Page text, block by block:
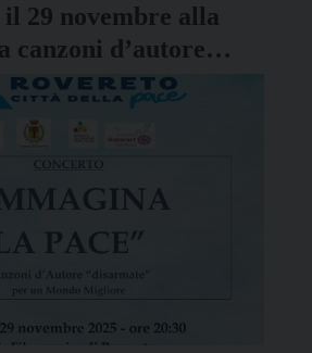
29 novembre alla
canzoni d’autore
per un mondo